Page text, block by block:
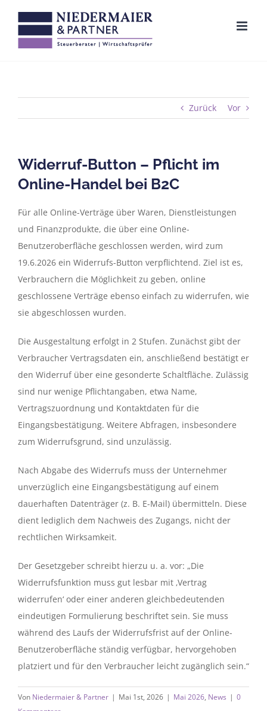
Inhalt
springen
Zurück Vor
Widerruf-Button – Pflicht im
Online-Handel bei B2C
Für alle Online-Verträge über Waren, Dienstleistungen
und Finanzprodukte, die über eine Online-
Benutzeroberfläche geschlossen werden, wird zum
19.6.2026 ein Widerrufs-Button verpflichtend. Ziel ist es,
Verbrauchern die Möglichkeit zu geben, online
geschlossene Verträge ebenso einfach zu widerrufen, wie
sie abgeschlossen wurden.
Die Ausgestaltung erfolgt in 2 Stufen. Zunächst gibt der
Verbraucher Vertragsdaten ein, anschließend bestätigt er
den Widerruf über eine gesonderte Schaltfläche. Zulässig
sind nur wenige Pflichtangaben, etwa Name,
Vertragszuordnung und Kontaktdaten für die
Eingangsbestätigung. Weitere Abfragen, insbesondere
zum Widerrufsgrund, sind unzulässig.
Nach Abgabe des Widerrufs muss der Unternehmer
unverzüglich eine Eingangsbestätigung auf einem
dauerhaften Datenträger (z. B. E-Mail) übermitteln. Diese
dient lediglich dem Nachweis des Zugangs, nicht der
rechtlichen Wirksamkeit.
Der Gesetzgeber schreibt hierzu u. a. vor: „Die
Widerrufsfunktion muss gut lesbar mit ‚Vertrag
widerrufen‘ oder einer anderen gleichbedeutenden
eindeutigen Formulierung beschriftet sein. Sie muss
während des Laufs der Widerrufsfrist auf der Online-
Benutzeroberfläche ständig verfügbar, hervorgehoben
platziert und für den Verbraucher leicht zugänglich sein.“
Von Niedermaier & Partner | Mai 1st, 2026 | Mai 2026, News | 0